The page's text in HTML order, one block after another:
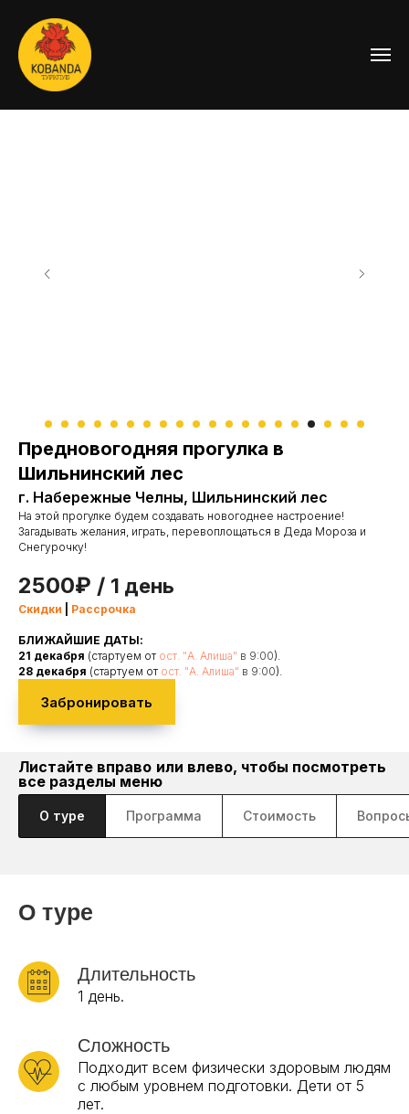
Предновогодняя прогулка в
Шильнинский лес
г. Набережные Челны, Шильнинский лес
На этой прогулке будем создавать новогоднее настроение!
Загадывать желания, играть, перевоплощаться в Деда Мороза и
Снегурочку!
2500₽ / 1 день
Скидки Рассрочка
БЛИЖАЙШИЕ ДАТЫ:
21 декабря (стартуем от ост. "А. Алиша" в 9:00).
28 декабря (стартуем от ост. "А. Алиша" в 9:00).
Забронировать
Листайте вправо или влево, чтобы посмотреть
все разделы меню
О туре Программа Стоимость
О туре
Длительность
1 день.
Сложность
Подходит всем физически здоровым людям
с любым уровнем подготовки. Дети от 5
лет.